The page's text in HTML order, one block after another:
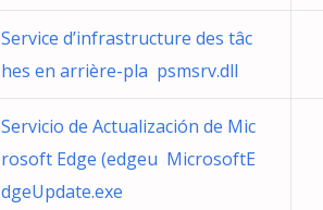
Service d’infrastructure des tâc
hes en arrière-pla psmsrv.dll
Servicio de Actualización de Mic
rosoft Edge (edgeu MicrosoftE
dgeUpdate.exe